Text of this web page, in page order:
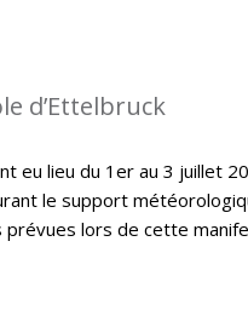
d’Ettelbruck
eu lieu du 1er au 3 juillet
le support
lors de cette